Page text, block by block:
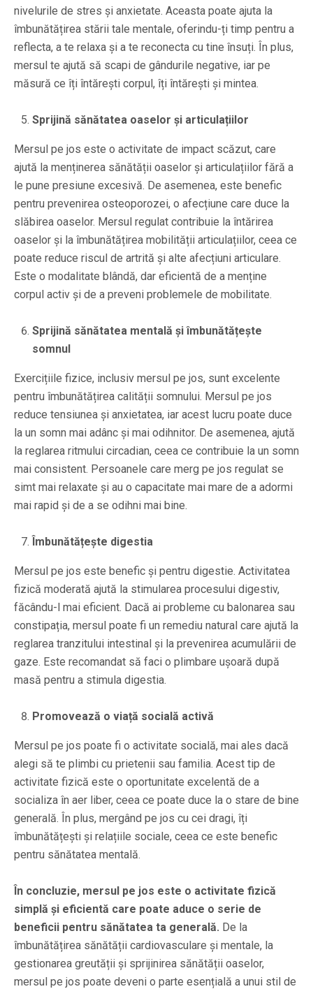
nivelurile de stres și anxietate. Aceasta poate ajuta la
îmbunătățirea stării tale mentale, oferindu-ți timp pentru a
reflecta, a te relaxa și a te reconecta cu tine însuți. În plus,
mersul te ajută să scapi de gândurile negative, iar pe
măsură ce îți întărești corpul, îți întărești și mintea.
Sprijină sănătatea oaselor și articulațiilor
Mersul pe jos este o activitate de impact scăzut, care
ajută la menținerea sănătății oaselor și articulațiilor fără a
le pune presiune excesivă. De asemenea, este benefic
pentru prevenirea osteoporozei, o afecțiune care duce la
slăbirea oaselor. Mersul regulat contribuie la întărirea
oaselor și la îmbunătățirea mobilității articulațiilor, ceea ce
poate reduce riscul de artrită și alte afecțiuni articulare.
Este o modalitate blândă, dar eficientă de a menține
corpul activ și de a preveni problemele de mobilitate.
Sprijină sănătatea mentală și îmbunătățește
somnul
Exercițiile fizice, inclusiv mersul pe jos, sunt excelente
pentru îmbunătățirea calității somnului. Mersul pe jos
reduce tensiunea și anxietatea, iar acest lucru poate duce
la un somn mai adânc și mai odihnitor. De asemenea, ajută
la reglarea ritmului circadian, ceea ce contribuie la un somn
mai consistent. Persoanele care merg pe jos regulat se
simt mai relaxate și au o capacitate mai mare de a adormi
mai rapid și de a se odihni mai bine.
Îmbunătățește digestia
Mersul pe jos este benefic și pentru digestie. Activitatea
fizică moderată ajută la stimularea procesului digestiv,
făcându-l mai eficient. Dacă ai probleme cu balonarea sau
constipația, mersul poate fi un remediu natural care ajută la
reglarea tranzitului intestinal și la prevenirea acumulării de
gaze. Este recomandat să faci o plimbare ușoară după
masă pentru a stimula digestia.
Promovează o viață socială activă
Mersul pe jos poate fi o activitate socială, mai ales dacă
alegi să te plimbi cu prietenii sau familia. Acest tip de
activitate fizică este o oportunitate excelentă de a
socializa în aer liber, ceea ce poate duce la o stare de bine
generală. În plus, mergând pe jos cu cei dragi, îți
îmbunătățești și relațiile sociale, ceea ce este benefic
pentru sănătatea mentală.
În concluzie, mersul pe jos este o activitate fizică
simplă și eficientă care poate aduce o serie de
beneficii pentru sănătatea ta generală. De la
îmbunătățirea sănătății cardiovasculare și mentale, la
gestionarea greutății și sprijinirea sănătății oaselor,
mersul pe jos poate deveni o parte esențială a unui stil de